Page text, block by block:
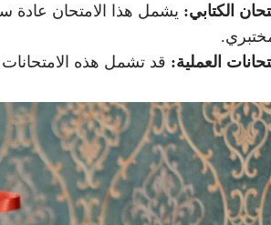
الكتابي: يشمل هذا الامتحان عادة
العملية: قد تشمل هذه الامتحانات